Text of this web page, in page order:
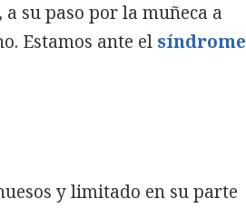
su paso por la muñeca a
Estamos ante el síndrome
y limitado en su parte